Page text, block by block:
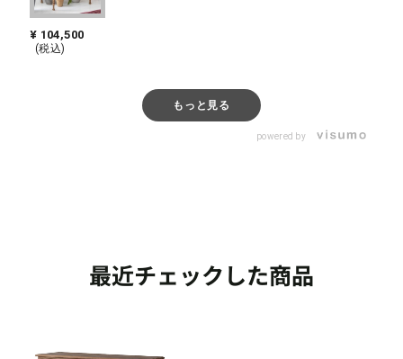
¥ 104,500
もっと見る
powered by
最近チェックした商品